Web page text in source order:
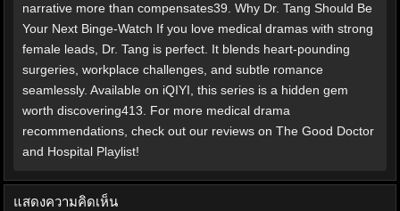
narrative more than compensates39. Why Dr. Tang Should Be
Your Next Binge-Watch If you love medical dramas with strong
female leads, Dr. Tang is perfect. It blends heart-pounding
surgeries, workplace challenges, and subtle romance
seamlessly. Available on iQIYI, this series is a hidden gem
worth discovering413. For more medical drama
recommendations, check out our reviews on The Good Doctor
and Hospital Playlist!
แสดงความคิดเห็น